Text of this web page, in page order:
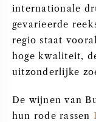
internationale
gevarieerde
regio staat
hoge kwaliteit,
uitzonderlijke
De wijnen van
hun rode rassen